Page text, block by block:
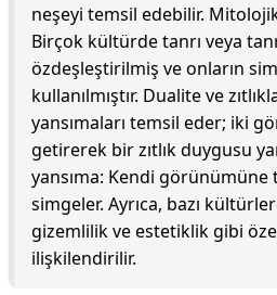
neşeyi temsil edebilir.
Birçok kültürde tanrı veya
özdeşleştirilmiş ve onların
kullanılmıştır. Dualite ve
yansımaları temsil eder; iki
getirerek bir zıtlık duygusu
yansıma: Kendi görünümüne
simgeler. Ayrıca, bazı
gizemlilik ve estetiklik gibi
ilişkilendirilir.